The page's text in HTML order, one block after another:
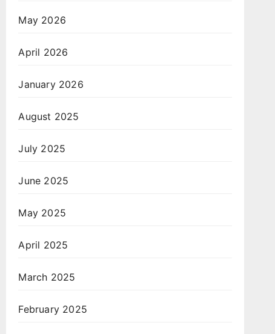
May 2026
April 2026
January 2026
August 2025
July 2025
June 2025
May 2025
April 2025
March 2025
February 2025